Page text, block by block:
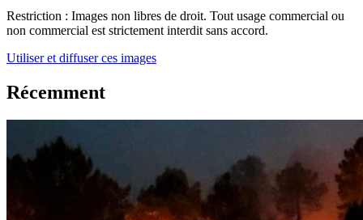
Restriction : Images non libres de droit. Tout usage commercial ou
non commercial est strictement interdit sans accord.
Utiliser et diffuser ces images
Récemment